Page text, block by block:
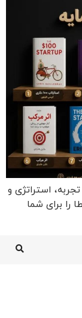
استراتژی و
را برای شما